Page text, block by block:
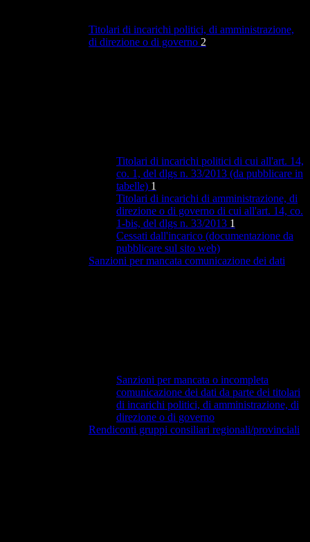
Titolari di incarichi politici, di amministrazione,
di direzione o di governo 2
Titolari di incarichi politici di cui all'art. 14,
co. 1, del dlgs n. 33/2013 (da pubblicare in
tabelle) 1
Titolari di incarichi di amministrazione, di
direzione o di governo di cui all'art. 14, co.
1-bis, del dlgs n. 33/2013 1
Cessati dall'incarico (documentazione da
pubblicare sul sito web)
Sanzioni per mancata comunicazione dei dati
Sanzioni per mancata o incompleta
comunicazione dei dati da parte dei titolari
di incarichi politici, di amministrazione, di
direzione o di governo
Rendiconti gruppi consiliari regionali/provinciali